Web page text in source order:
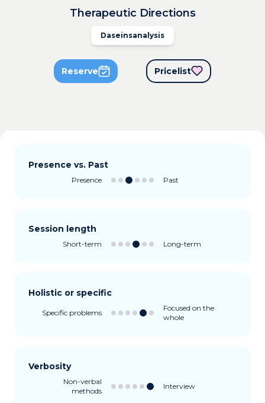
Therapeutic Directions
Daseinsanalysis
Reserve Pricelist
Presence vs. Past
Presence Past
Session length
Short-term Long-term
Holistic or specific
Specific problems
Focused on the
whole
Verbosity
Non-verbal
methods
Interview